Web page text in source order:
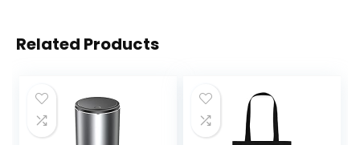
Related Products